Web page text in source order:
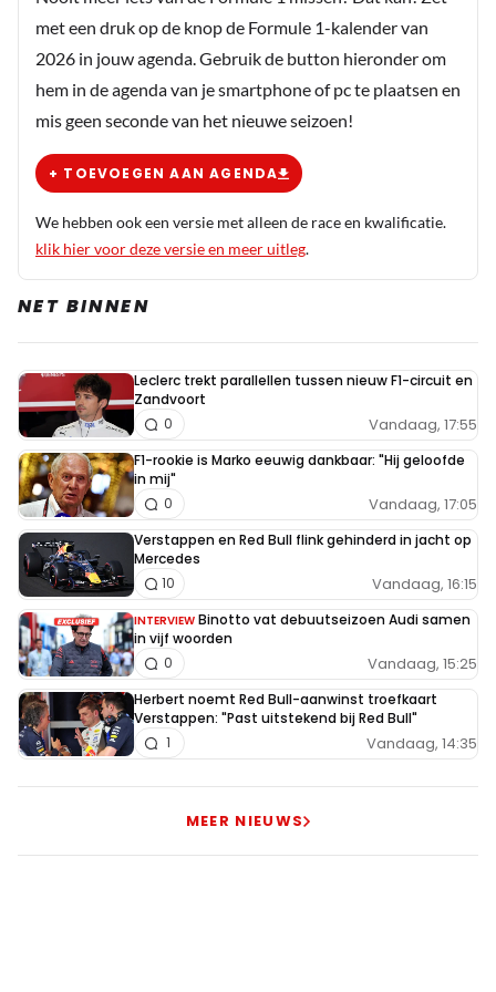
Je weet wie ik bedoel dus je snapt het, verder
vind ik dat de bedragen die sportlui in welke
betaalde sport dan ook niet meer normaal. Dat
ze meer verdienen door hun prestatie oke, maar
er zijn grenzen. Kijk alleen maar naar Lewis,
vraagt nu 60 miljoen per jaar, en wat kan hij
meer dan jij of ik, niets dus. Hij kan alleen goed
racen maar een chirurg kan goed opereren.
trouwens geen ongelijk, want wij het
Sjorske
22 maart 2020 20:22
Ik sla geen enkel salaris af. Ze verdienen allemaal
lekker. Ik ga vanaf bovenaan beginnen met
accepteren :-)
NEPPATSREV
23 maart 2020 06:27
En dat voor niets doen
Mika Meyers
30 maart 2020 11:03
vergeleken met Alex die ook in z'n 2e jaar zit en 1,5
miljoen betaald krijgt vind ik wel apart. Lando mag
met een druk op de knop de Formule 1-kalender van
2026 in jouw agenda. Gebruik de button hieronder om
hem in de agenda van je smartphone of pc te plaatsen en
mis geen seconde van het nieuwe seizoen!
+ TOEVOEGEN AAN AGENDA
We hebben ook een versie met alleen de race en kwalificatie.
klik hier voor deze versie en meer uitleg.
NET BINNEN
Leclerc trekt parallellen tussen nieuw F1-circuit en
Zandvoort
Vandaag, 17:55
0
F1-rookie is Marko eeuwig dankbaar: "Hij geloofde
in mij"
Vandaag, 17:05
0
Verstappen en Red Bull flink gehinderd in jacht op
Mercedes
Vandaag, 16:15
10
INTERVIEW Binotto vat debuutseizoen Audi samen
in vijf woorden
Vandaag, 15:25
0
Herbert noemt Red Bull-aanwinst troefkaart
Verstappen: "Past uitstekend bij Red Bull"
Vandaag, 14:35
1
MEER NIEUWS